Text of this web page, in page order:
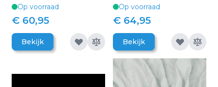
Op voorraad
€ 60,95
Bekijk
Op voorraad
€ 64,95
Bekijk